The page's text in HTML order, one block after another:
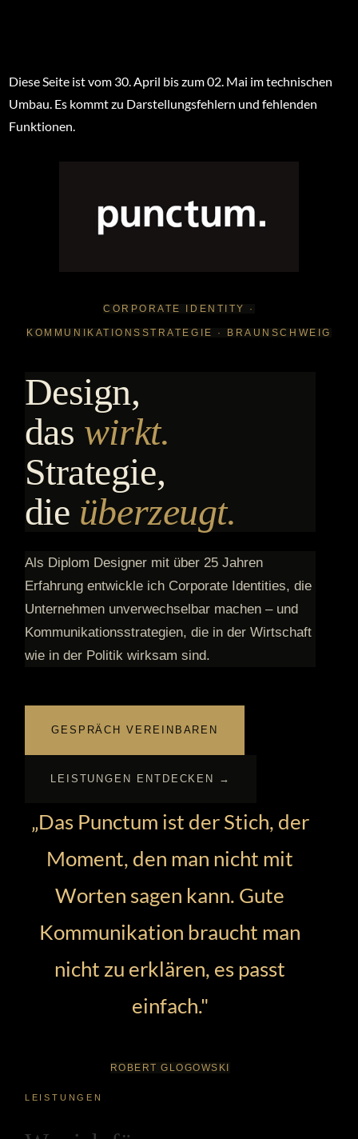
Diese Seite ist vom 30. April bis zum 02. Mai im technischen
Umbau. Es kommt zu Darstellungsfehlern und fehlenden
Funktionen.
CORPORATE IDENTITY ·
KOMMUNIKATIONSSTRATEGIE · BRAUNSCHWEIG
Design,
das wirkt.
Strategie,
die überzeugt.
Als Diplom Designer mit über 25 Jahren
Erfahrung entwickle ich Corporate Identities, die
Unternehmen unverwechselbar machen – und
Kommunikationsstrategien, die in der Wirtschaft
wie in der Politik wirksam sind.
GESPRÄCH VEREINBAREN
LEISTUNGEN ENTDECKEN →
„Das Punctum ist der Stich, der
Moment, den man nicht mit
Worten sagen kann. Gute
Kommunikation braucht man
nicht zu erklären, es passt
einfach."
ROBERT GLOGOWSKI
LEISTUNGEN